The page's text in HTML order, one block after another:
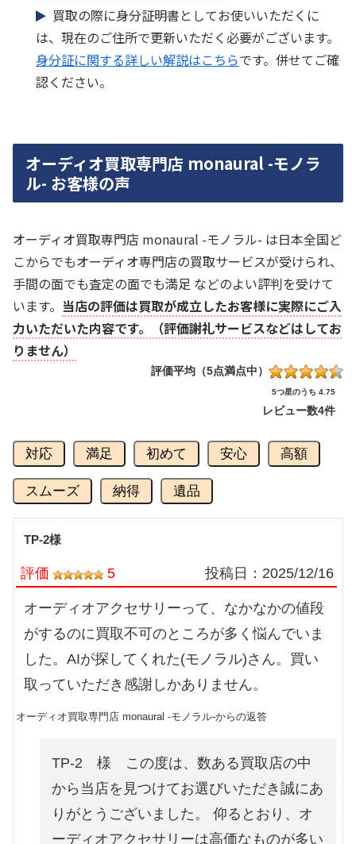
買取の際に身分証明書としてお使いいただくに
は、現在のご住所で更新いただく必要がございます。
身分証に関する詳しい解説はこちらです。併せてご確
認ください。
オーディオ買取専門店 monaural -モノラ
ル- お客様の声
オーディオ買取専門店 monaural -モノラル- は日本全国ど
こからでもオーディオ専門店の買取サービスが受けられ、
手間の面でも査定の面でも満足 などのよい評判を受けて
います。 当店の評価は買取が成立したお客様に実際にご入
力いただいた内容です。（評価謝礼サービスなどはしてお
りません）
評価平均（5点満点中）
5つ星のうち 4.75
レビュー数4件
対応 満足 初めて 安心 高額
スムーズ 納得 遺品
TP-2様
評価 5 投稿日： 2025/12/16
オーディオアクセサリーって、なかなかの値段
がするのに買取不可のところが多く悩んでいま
した。AIが探してくれた(モノラル)さん。買い
取っていただき感謝しかありません。
オーディオ買取専門店 monaural -モノラル-からの返答
TP-2 様 この度は、数ある買取店の中
から当店を見つけてお選びいただき誠にあ
りがとうございました。 仰るとおり、オ
ーディオアクセサリーは高価なものが多い